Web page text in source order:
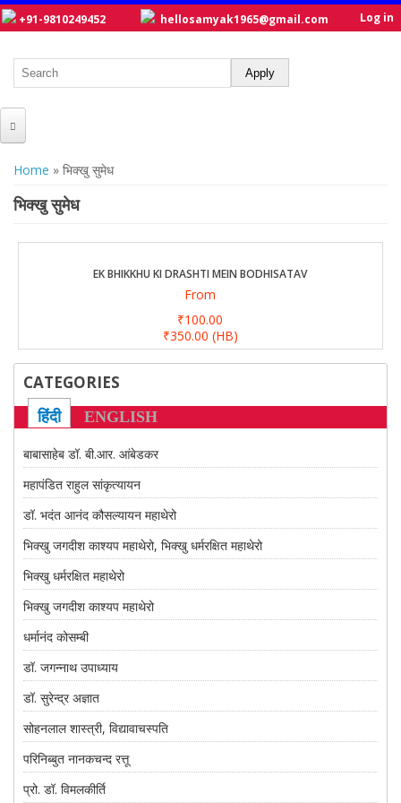
+91-9810249452 hellosamyak1965@gmail.com Log in
ABOUT US
GALLERY
CONTACT US
You are here
Home » भिक्खु सुमेध
भिक्खु सुमेध
EK BHIKKHU KI DRASHTI MEIN BODHISATAV
From
₹100.00
₹350.00 (HB)
CATEGORIES
हिंदी ENGLISH
बाबासाहेब डॉ. बी.आर. आंबेडकर
महापंडित राहुल सांकृत्यायन
डॉ. भदंत आनंद कौसल्यायन महाथेरो
भिक्खु जगदीश काश्यप महाथेरो, भिक्खु धर्मरक्षित महाथेरो
भिक्खु धर्मरक्षित महाथेरो
भिक्खु जगदीश काश्यप महाथेरो
धर्मानंद कोसम्बी
डॉ. जगन्नाथ उपाध्याय
डॉ. सुरेन्द्र अज्ञात
सोहनलाल शास्त्री, विद्यावाचस्पति
परिनिब्बुत नानकचन्द रत्तू
प्रो. डॉ. विमलकीर्ति